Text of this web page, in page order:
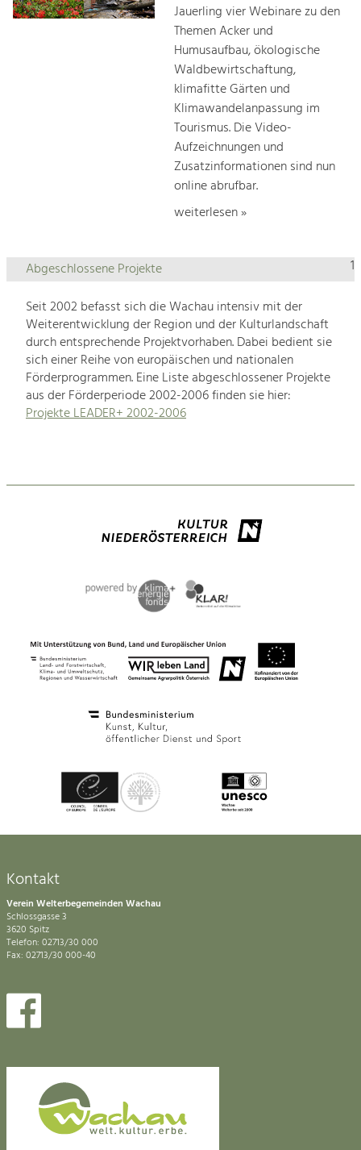
Jauerling vier Webinare zu den
Themen Acker und
Humusaufbau, ökologische
Waldbewirtschaftung,
klimafitte Gärten und
Klimawandelanpassung im
Tourismus. Die Video-
Aufzeichnungen und
Zusatzinformationen sind nun
online abrufbar.
weiterlesen »
1
Abgeschlossene Projekte
Seit 2002 befasst sich die Wachau intensiv mit der
Weiterentwicklung der Region und der Kulturlandschaft
durch entsprechende Projektvorhaben. Dabei bedient sie
sich einer Reihe von europäischen und nationalen
Förderprogrammen. Eine Liste abgeschlossener Projekte
aus der Förderperiode 2002-2006 finden sie hier:
Projekte LEADER+ 2002-2006
Kontakt
Verein Welterbegemeinden Wachau
Schlossgasse 3
3620 Spitz
Telefon: 02713/30 000
Fax: 02713/30 000-40